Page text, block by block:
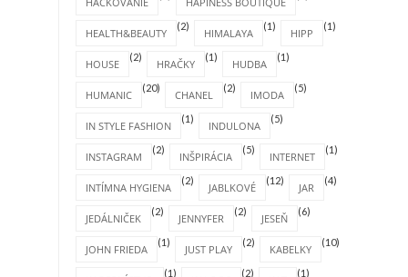
HEALTH&BEAUTY
(2)
HIMALAYA
(1)
HIPP
(1)
HOUSE
(2)
HRAČKY
(1)
HUDBA
(1)
HUMANIC
(20)
CHANEL
(2)
IMODA
(5)
IN STYLE FASHION
(1)
INDULONA
(5)
INSTAGRAM
(2)
INŠPIRÁCIA
(5)
INTERNET
(1)
INTÍMNA HYGIENA
(2)
JABLKOVÉ
(12)
JAR
(4)
JEDÁLNIČEK
(2)
JENNYFER
(2)
JESEŇ
(6)
JOHN FRIEDA
(1)
JUST PLAY
(2)
KABELKY
(10)
(1) (2) (1)